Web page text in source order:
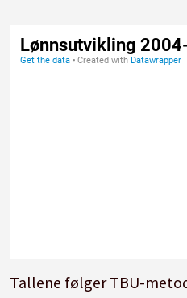
Tallene følger TBU-